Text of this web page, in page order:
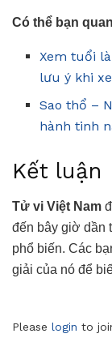
Có thể bạn
Xem tuổi
lưu ý khi
Sao thổ –
hành tinh
Kết luận
Tử vi Việt Nam
đến bây giờ dần
phổ biến. Các
giải của nó để
Please login to